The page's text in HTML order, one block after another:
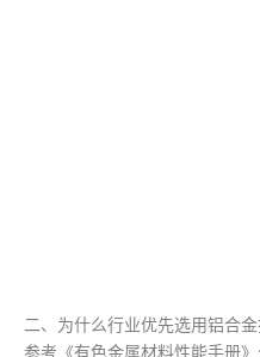
二、为什么行业优先选用铝合
参考《有色金属材料性能手册